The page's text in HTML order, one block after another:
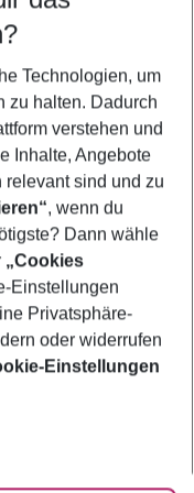
Technologien, um
zu halten. Dadurch
verstehen und
Inhalte, Angebote
relevant sind und zu
, wenn du
Dann wähle
„Cookies
Einstellungen
Privatsphäre-
oder widerrufen
Einstellungen